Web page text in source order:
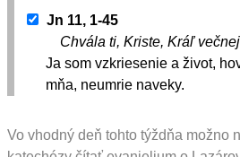
Jn 11, 1-45
Chvála ti, Kriste, Kráľ
Ja som vzkriesenie a život,
mňa, neumrie naveky.
Vo vhodný deň tohto týždňa možno